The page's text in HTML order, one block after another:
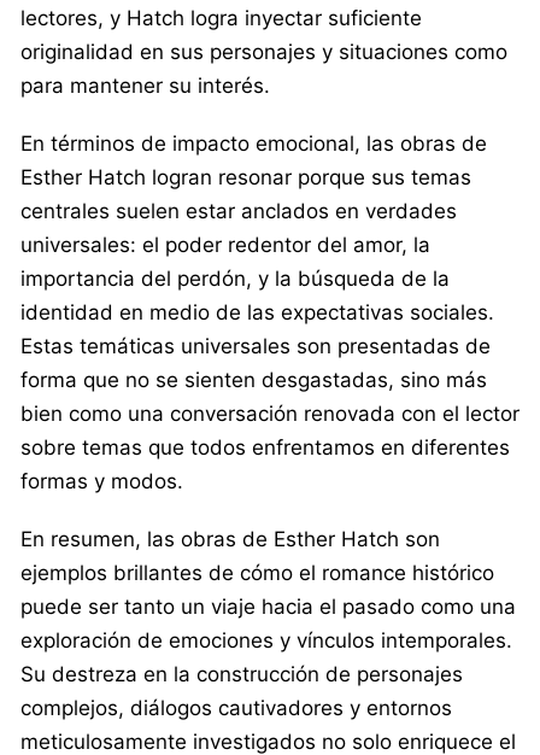
lectores, y Hatch logra inyectar suficiente
originalidad en sus personajes y situaciones como
para mantener su interés.
En términos de impacto emocional, las obras de
Esther Hatch logran resonar porque sus temas
centrales suelen estar anclados en verdades
universales: el poder redentor del amor, la
importancia del perdón, y la búsqueda de la
identidad en medio de las expectativas sociales.
Estas temáticas universales son presentadas de
forma que no se sienten desgastadas, sino más
bien como una conversación renovada con el lector
sobre temas que todos enfrentamos en diferentes
formas y modos.
En resumen, las obras de Esther Hatch son
ejemplos brillantes de cómo el romance histórico
puede ser tanto un viaje hacia el pasado como una
exploración de emociones y vínculos intemporales.
Su destreza en la construcción de personajes
complejos, diálogos cautivadores y entornos
meticulosamente investigados no solo enriquece el